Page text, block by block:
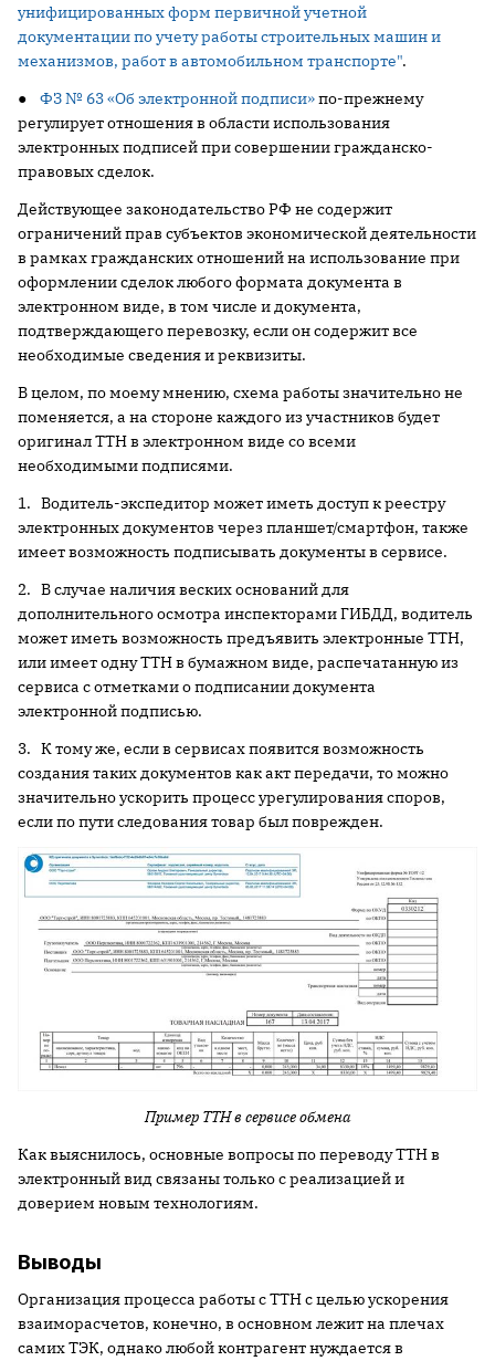
унифицированных форм первичной учетной
документации по учету работы строительных машин и
механизмов, работ в автомобильном транспорте".
● ФЗ № 63 «Об электронной подписи»по-прежнему
регулирует отношения в области использования
электронных подписей при совершении гражданско-
правовых сделок.
Действующее законодательство РФ не содержит
ограничений прав субъектов экономической деятельности
в рамках гражданских отношений на использование при
оформлении сделок любого формата документа в
электронном виде, в том числе и документа,
подтверждающего перевозку, если он содержит все
необходимые сведения и реквизиты.
В целом, по моему мнению, схема работы значительно не
поменяется, а на стороне каждого из участников будет
оригинал ТТН в электронном виде со всеми
необходимыми подписями.
1. Водитель-экспедитор может иметь доступ к реестру
электронных документов через планшет/смартфон, также
имеет возможность подписывать документы в сервисе.
2. В случае наличия веских оснований для
дополнительного осмотра инспекторами ГИБДД, водитель
может иметь возможность предъявить электронные ТТН,
или имеет одну ТТН в бумажном виде, распечатанную из
сервиса с отметками о подписании документа
электронной подписью.
3. К тому же, если в сервисах появится возможность
создания таких документов как акт передачи, то можно
значительно ускорить процесс урегулирования споров,
если по пути следования товар был поврежден.
Пример ТТН в сервисе обмена
Как выяснилось, основные вопросы по переводу ТТН в
электронный вид связаны только с реализацией и
доверием новым технологиям.
Выводы
Организация процесса работы с ТТН с целью ускорения
взаиморасчетов, конечно, в основном лежит на плечах
самих ТЭК, однако любой контрагент нуждается в